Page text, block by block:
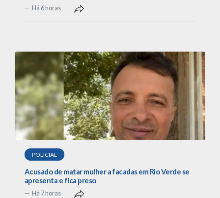
Há 6 horas
POLICIAL
Acusado de matar mulher a facadas em Rio Verde se
apresenta e fica preso
Há 7 horas